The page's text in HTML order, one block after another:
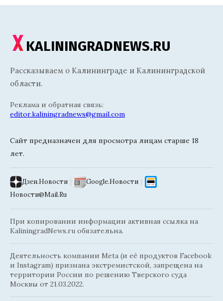
KALININGRADNEWS.RU
Рассказываем о Калининграде и Калининградской
области.
Реклама и обратная связь:
editor.kaliningradnews@gmail.com
Сайт предназначен для просмотра лицам старше 18
лет.
Дзен.Новости | Google.Новости |
Новости@Mail.Ru
При копировании информации активная ссылка на
KaliningradNews.ru обязательна.
Деятельность компании Meta (и её продуктов Facebook
и Instagram) признана экстремистской, запрещена на
территории России по решению Тверского суда
Москвы от 21.03.2022.